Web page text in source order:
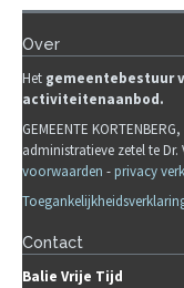
Over
Het gemeentebestuur
activiteitenaanbod.
GEMEENTE
administratieve zetel te Dr.
voorwaarden -privacy
Contact
Balie Vrije Tijd